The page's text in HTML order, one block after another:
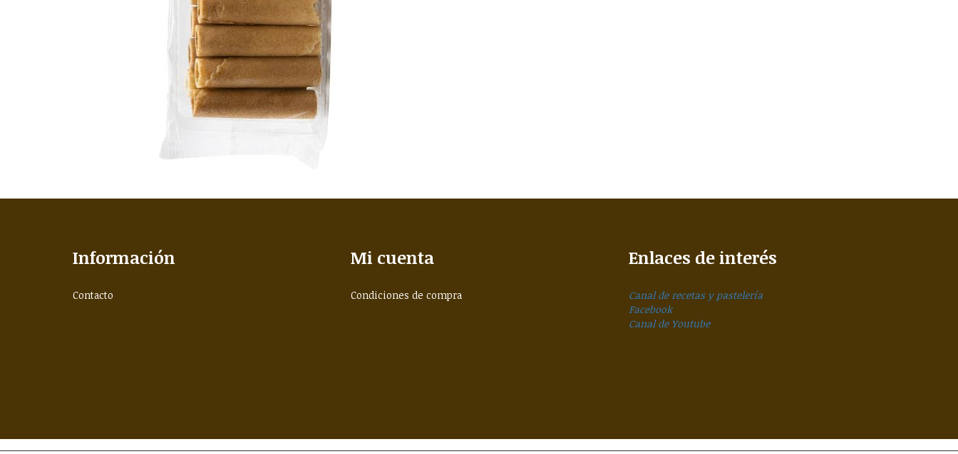
Información
Contacto
Mi cuenta
Condiciones de compra
Enlaces de interés
Canal de recetas y pastelería
Facebook
Canal de Youtube